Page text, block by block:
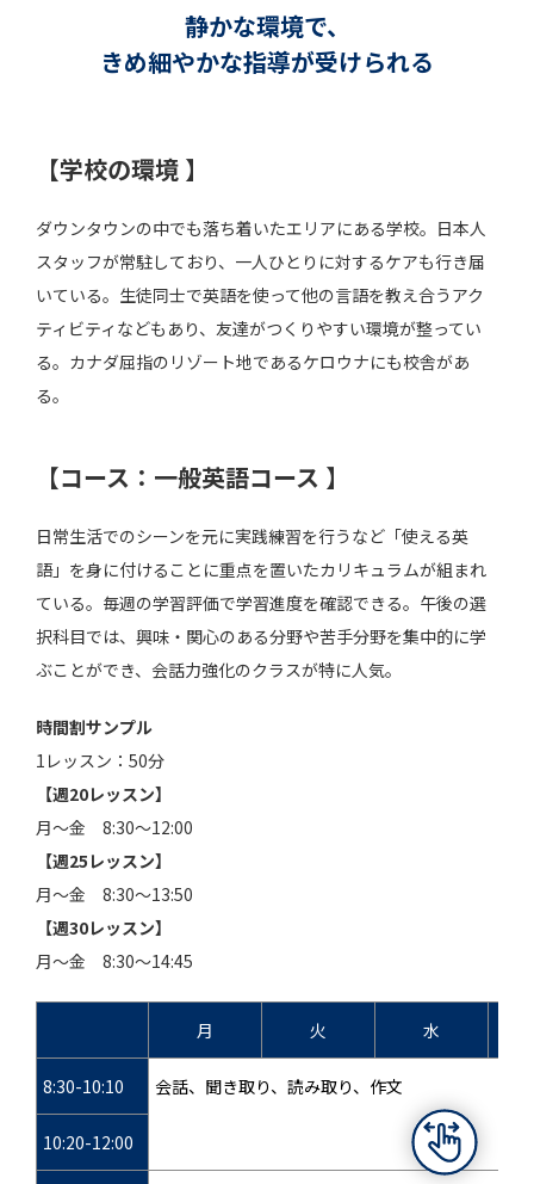
静かな環境で、
きめ細やかな指導が受けられる
【学校の環境 】
ダウンタウンの中でも落ち着いたエリアにある学校。日本人
スタッフが常駐しており、一人ひとりに対するケアも行き届
いている。生徒同士で英語を使って他の言語を教え合うアク
ティビティなどもあり、友達がつくりやすい環境が整ってい
る。カナダ屈指のリゾート地であるケロウナにも校舎があ
る。
【コース：一般英語コース 】
日常生活でのシーンを元に実践練習を行うなど「使える英
語」を身に付けることに重点を置いたカリキュラムが組まれ
ている。毎週の学習評価で学習進度を確認できる。午後の選
択科目では、興味・関心のある分野や苦手分野を集中的に学
ぶことができ、会話力強化のクラスが特に人気。
時間割サンプル
1レッスン：50分
【週20レッスン】
月～金 8:30～12:00
【週25レッスン】
月～金 8:30～13:50
【週30レッスン】
月～金 8:30～14:45
月 火 水
8:30-10:10 会話、聞き取り、読み取り、作文
10:20-12:00